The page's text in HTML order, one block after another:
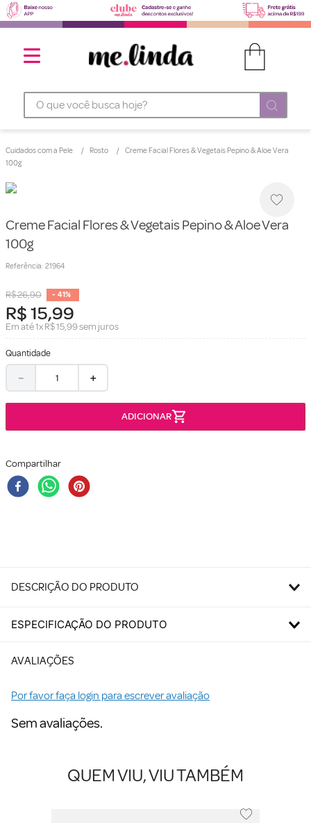
O que você busca hoje?
Cuidados com a Pele Rosto
Creme Facial Flores & Vegetais Pepino & Aloe Vera
100g
Creme Facial Flores & Vegetais Pepino & Aloe Vera
100g
Referência: 21964
R$26,90 - 41%
R$15,99
Em até1xR$15,99sem juros
Quantidade
＋
－
Compartilhar
DESCRIÇÃO DO PRODUTO
ESPECIFICAÇÃO DO PRODUTO
AVALIAÇÕES
Por favor faça login para escrever avaliação
Sem avaliações.
QUEM VIU, VIU TAMBÉM